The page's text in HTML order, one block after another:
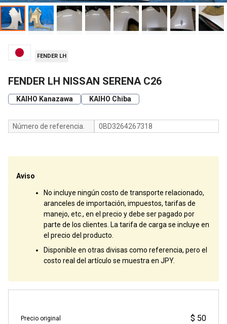
FENDER LH
FENDER LH NISSAN SERENA C26
KAIHO Kanazawa KAIHO Chiba
Número de referencia. 0BD3264267318
Aviso
No incluye ningún costo de transporte relacionado,
aranceles de importación, impuestos, tarifas de
manejo, etc., en el precio y debe ser pagado por
parte de los clientes. La tarifa de carga se incluye en
el precio del producto.
Disponible en otras divisas como referencia, pero el
costo real del artículo se muestra en JPY.
Precio original $ 50